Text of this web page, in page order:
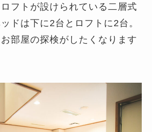
フトが設けられている二層式
ドは下に2台とロフトに2台。
部屋の探検がしたくなります